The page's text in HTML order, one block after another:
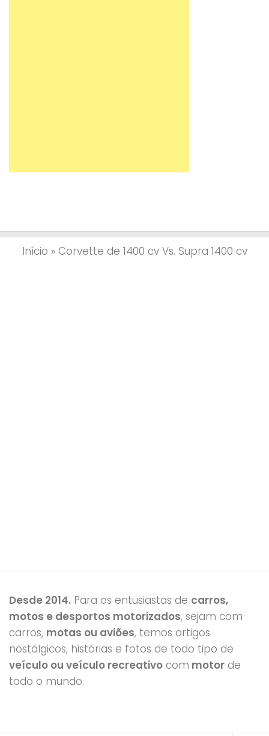
Início » Corvette de 1400 cv Vs. Supra 1400 cv
Desde 2014. Para os entusiastas de carros,
motos e desportos motorizados, sejam com
carros, motas ou aviões, temos artigos
nostálgicos, histórias e fotos de todo tipo de
veículo ou veículo recreativo com motor de
todo o mundo.